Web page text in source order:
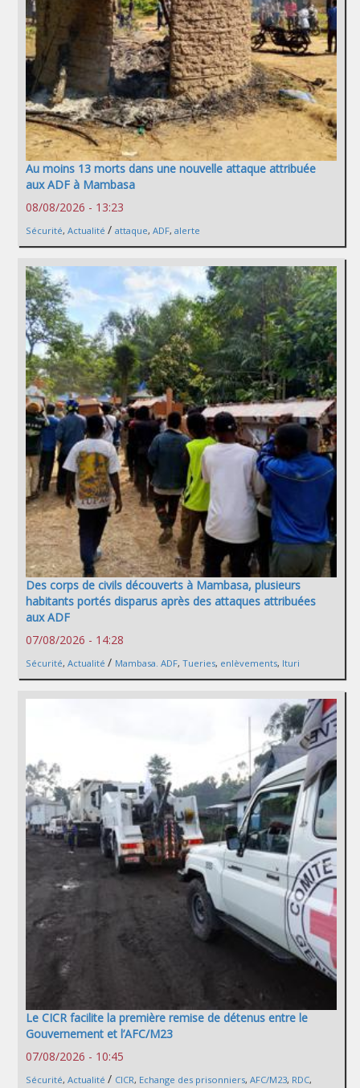
Au moins 13 morts dans une nouvelle attaque attribuée
aux ADF à Mambasa
08/08/2026 - 13:23
Sécurité, Actualité / attaque, ADF, alerte
Des corps de civils découverts à Mambasa, plusieurs
habitants portés disparus après des attaques attribuées
aux ADF
07/08/2026 - 14:28
Sécurité, Actualité / Mambasa. ADF, Tueries, enlèvements, Ituri
Le CICR facilite la première remise de détenus entre le
Gouvernement et l’AFC/M23
07/08/2026 - 10:45
Sécurité, Actualité / CICR, Echange des prisonniers, AFC/M23, RDC,